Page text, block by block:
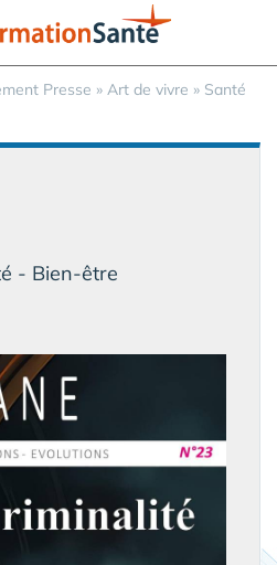
Presse » Art de vivre » Santé
- Bien-être